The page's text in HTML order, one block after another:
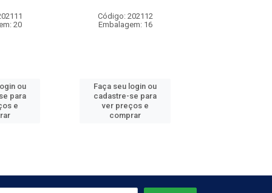
20
ou
para
e
Código: 202112
Embalagem: 16
Faça seu login ou
cadastre-se para
ver preços e
comprar